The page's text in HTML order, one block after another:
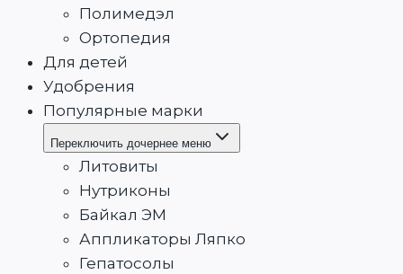
Полимедэл
Ортопедия
Для детей
Удобрения
Популярные марки
Переключить дочернее меню
Литовиты
Нутриконы
Байкал ЭМ
Аппликаторы Ляпко
Гепатосолы